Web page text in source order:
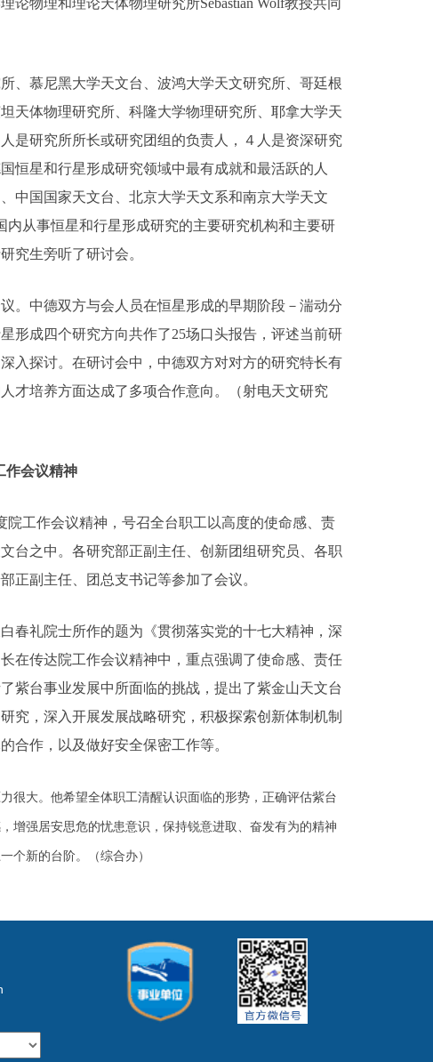
慕尼黑大学天文台、波鸿大学天文研究所、哥廷根
天体物理研究所、科隆大学物理研究所、耶拿大学天
是研究所所长或研究团组的负责人，４人是资深研究
恒星和行星形成研究领域中最有成就和最活跃的人
中国国家天文台、北京大学天文系和南京大学天文
从事恒星和行星形成研究的主要研究机构和主要研
究生旁听了研讨会。
中德双方与会人员在恒星形成的早期阶段－湍动分
形成四个研究方向共作了25场口头报告，评述当前研
入探讨。在研讨会中，中德双方对对方的研究特长有
才培养方面达成了多项合作意向。（射电天文研究
会议精神
工作会议精神，号召全台职工以高度的使命感、责
台之中。各研究部正副主任、创新团组研究员、各职
正副主任、团总支书记等参加了会议。
礼院士所作的题为《贯彻落实党的十七大精神，深
在传达院工作会议精神中，重点强调了使命感、责任
紫台事业发展中所面临的挑战，提出了紫金山天文台
究，深入开展发展战略研究，积极探索创新体制机制
合作，以及做好安全保密工作等。
大。他希望全体职工清醒认识面临的形势，正确评估紫台
增强居安思危的忧患意识，保持锐意进取、奋发有为的精神
个新的台阶。（综合办）